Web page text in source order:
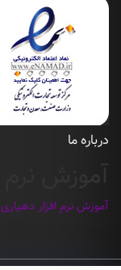
درباره ما
آموزش نرم افزار دهیاری